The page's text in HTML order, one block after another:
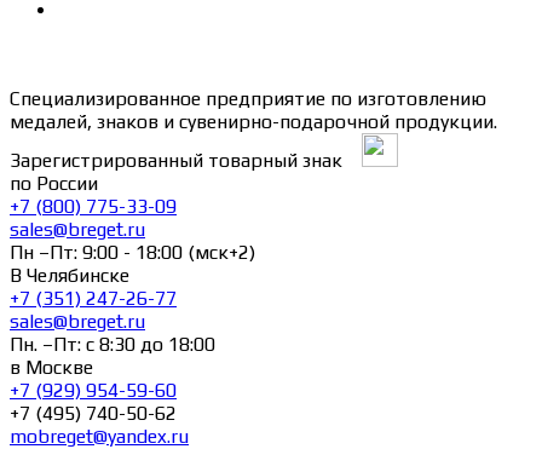
Специализированное предприятие по изготовлению
медалей, знаков и сувенирно-подарочной продукции.
Зарегистрированный товарный знак
по России
+7 (800) 775-33-09
sales@breget.ru
Пн –Пт: 9:00 - 18:00 (мск+2)
В Челябинске
+7 (351) 247-26-77
sales@breget.ru
Пн. –Пт: с 8:30 до 18:00
в Москве
+7 (929) 954-59-60
+7 (495) 740-50-62
mobreget@yandex.ru